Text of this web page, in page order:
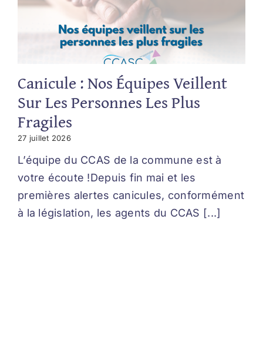
Canicule : Nos Équipes Veillent
Sur Les Personnes Les Plus
Fragiles
27 juillet 2026
L’équipe du CCAS de la commune est à
votre écoute !Depuis fin mai et les
premières alertes canicules, conformément
à la législation, les agents du CCAS [...]